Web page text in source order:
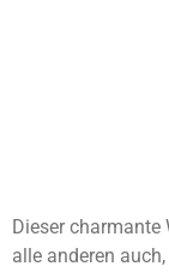
Dieser
alle anderen